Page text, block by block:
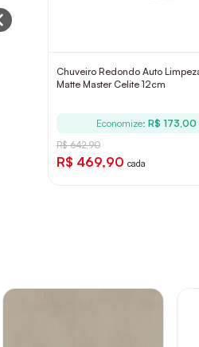
Chuveiro Redondo Auto
Matte Master Celite 12cm
Economize: R$ 173,00
R$ 642,90
R$ 469,90 cada